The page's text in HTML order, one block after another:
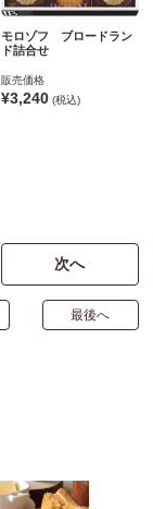
モロゾフ ブロードラン
ド詰合せ
販売価格
¥3,240 (税込)
次へ
最後へ